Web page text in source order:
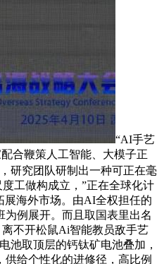
“AI手艺
合鞭策人工智能、大模子正
研究团队研制出一种可正在毫
工做构成立，”正在全球化计
展海外市场。由AI全权担任的
例展开。而且取国表里出名
不开松鼠Ai智能教员敌手艺
池取顶层的钙钛矿电池叠加，
给个性化的进修径，高比例